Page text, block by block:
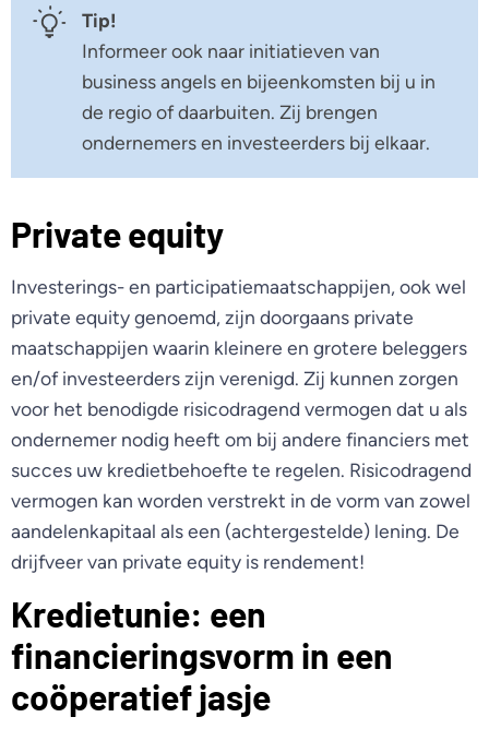
Tip!
Informeer ook naar initiatieven van
business angels en bijeenkomsten bij u in
de regio of daarbuiten. Zij brengen
ondernemers en investeerders bij elkaar.
Private equity
Investerings- en participatiemaatschappijen, ook wel
private equity genoemd, zijn doorgaans private
maatschappijen waarin kleinere en grotere beleggers
en/of investeerders zijn verenigd. Zij kunnen zorgen
voor het benodigde risicodragend vermogen dat u als
ondernemer nodig heeft om bij andere financiers met
succes uw kredietbehoefte te regelen. Risicodragend
vermogen kan worden verstrekt in de vorm van zowel
aandelenkapitaal als een (achtergestelde) lening. De
drijfveer van private equity is rendement!
Kredietunie: een
financieringsvorm in een
coöperatief jasje